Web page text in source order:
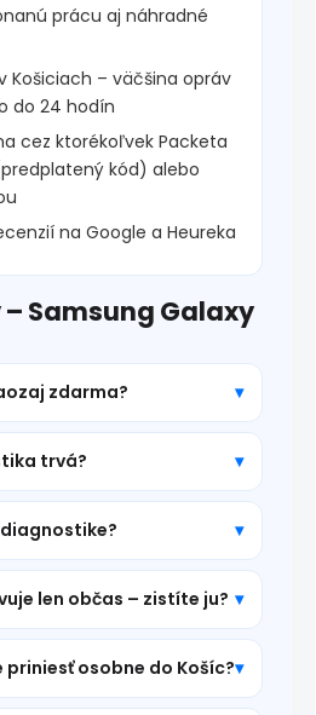
prácu aj náhradné
Košiciach – väčšina opráv
do 24 hodín
cez ktorékoľvek Packeta
kód) alebo
na Google a Heureka
Samsung Galaxy
zdarma?
trvá?
len občas – zistíte ju?
osobne do Košíc?